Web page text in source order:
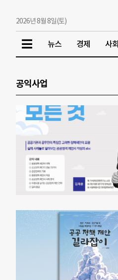
2026년 8월 8일(토)
뉴스 경제 사회
공익사업